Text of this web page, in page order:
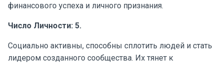
финансового успеха и личного признания.
Число Личности: 5.
Социально активны, способны сплотить людей и стать
лидером созданного сообщества. Их тянет к